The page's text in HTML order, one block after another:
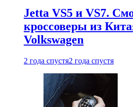
Jetta VS5 и VS7.
кроссоверы из
Volkswagen
2 года спустя2 года спустя